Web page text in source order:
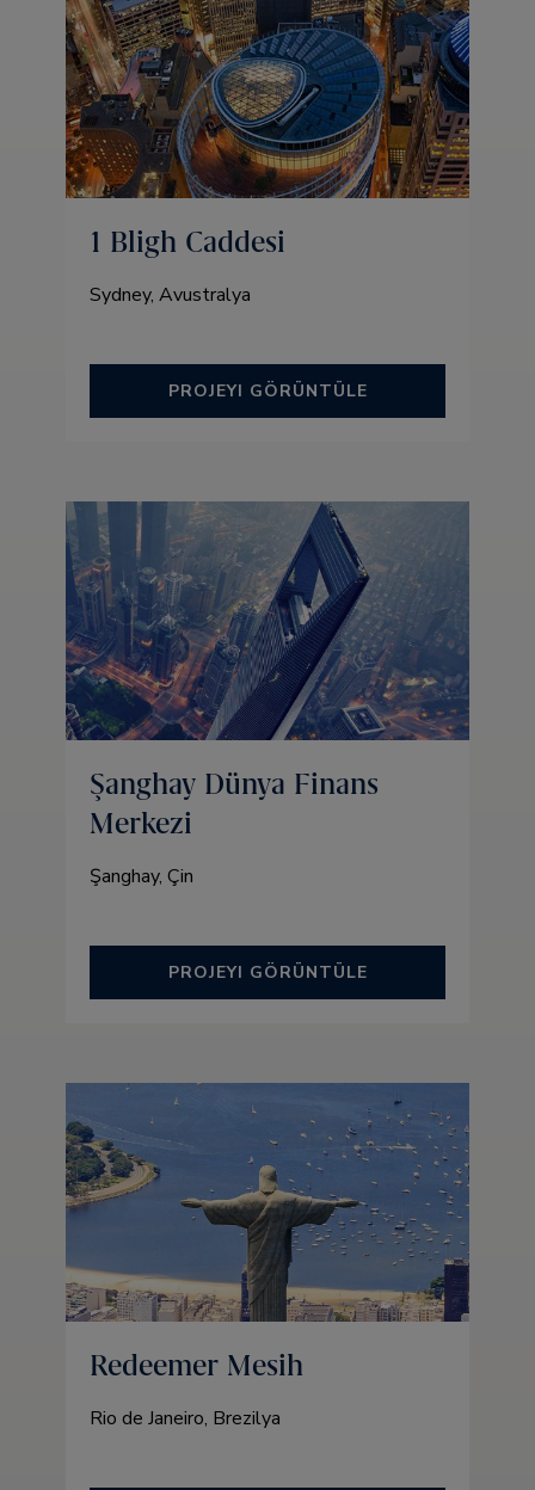
1 Bligh Caddesi
Sydney, Avustralya
PROJEYI GÖRÜNTÜLE
Şanghay Dünya Finans
Merkezi
Şanghay, Çin
PROJEYI GÖRÜNTÜLE
Redeemer Mesih
Rio de Janeiro, Brezilya